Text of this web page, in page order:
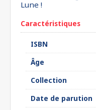
Lune !
Caractéristiques
ISBN
Âge
Collection
Date de parution